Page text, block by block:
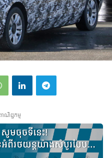
ាណិជ្ជកម្ម